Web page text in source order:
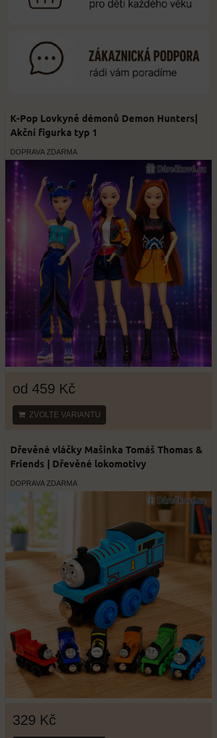
K-Pop Lovkyně démonů Demon Hunters|
Akční figurka typ 1
DOPRAVA ZDARMA
od 459 Kč
ZVOLTE VARIANTU
Dřevěné vláčky Mašinka Tomáš Thomas &
Friends | Dřevěné lokomotivy
DOPRAVA ZDARMA
329 Kč